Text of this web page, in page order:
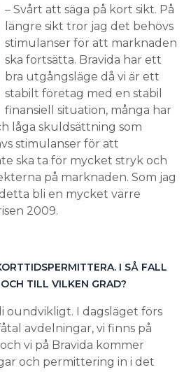
låga skuldsättning som
stimulanser för att
ska ta för mycket stryk och
på marknaden. Som jag
detta bli en mycket värre
2009.
I SÅ FALL
TILL VILKEN GRAD?
I dagsläget förs
avdelningar, vi finns på
olika scenarier beroende på
och Danmark ser vi ett
varseltakten ökade
pga. av beslut som gör att
slutar att fungera på ett